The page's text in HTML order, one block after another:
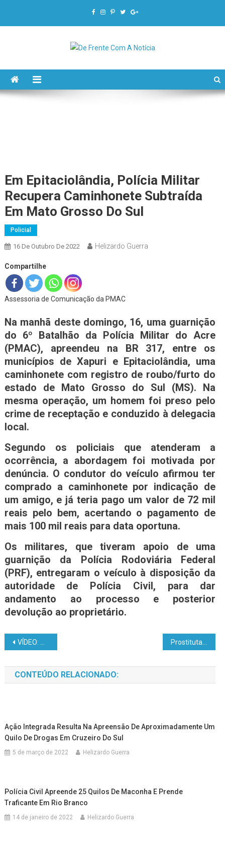
De Frente Com A Notícia
Em Epitaciolândia, Polícia Militar
Recupera Caminhonete Subtraída
Em Mato Grosso Do Sul
Policial
16 De Outubro De 2022 Helizardo Guerra
Compartilhe
Assessoria de Comunicação da PMAC
Na manhã deste domingo, 16, uma guarnição
do 6º Batalhão da Polícia Militar do Acre
(PMAC), apreendeu na BR 317, entre os
municípios de Xapuri e Epitaciolândia, uma
caminhonete com registro de roubo/furto do
estado de Mato Grosso do Sul (MS). Na
mesma operação, um homem foi preso pelo
crime de receptação e conduzido à delegacia
local.
Segundo os policiais que atenderam a
ocorrência, a abordagem foi motivada por
denúncia. O condutor do veículo afirmou ter
comprado a caminhonete por indicação de
um amigo, e já teria pago um valor de 72 mil
reais pelo bem, acertando o pagamento de
mais 100 mil reais para data oportuna.
Os militares, que tiveram apoio de uma
guarnição da Polícia Rodoviária Federal
(PRF), entregaram o veículo à disposição da
autoridade de Polícia Civil, para dar
andamento ao processo e posterior
devolução ao proprietário.
VÍDEO: Mais de 100 prefeitos no Rio Grande do Norte declaram apoio a Bolsonaro
CONTEÚDO RELACIONADO:
Ação Integrada Resulta Na Apreensão De Aproximadamente Um
Quilo De Drogas Em Cruzeiro Do Sul
5 de março de 2022 Helizardo Guerra
Polícia Civil Apreende 25 Quilos De Maconha E Prende
Traficante Em Rio Branco
14 de janeiro de 2022 Helizardo Guerra